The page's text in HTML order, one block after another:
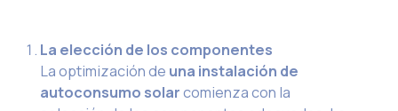
La elección de los componentes
La optimización de una instalación de
autoconsumo solarcomienza con la